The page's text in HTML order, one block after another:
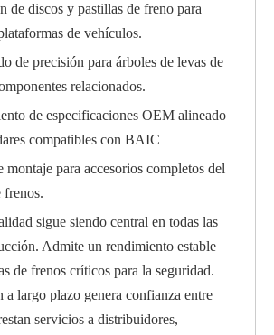
de discos y pastillas de freno para
de vehículos.
de precisión para árboles de levas de
relacionados.
de especificaciones OEM alineado
compatibles con BAIC
montaje para accesorios completos del
frenos.
sigue siendo central en todas las
Admite un rendimiento estable
de frenos críticos para la seguridad.
a largo plazo genera confianza entre
servicios a distribuidores,